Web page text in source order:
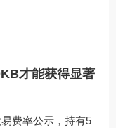
才能获得显著
费率公示，持有5